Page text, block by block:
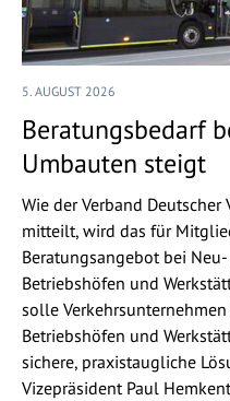
5. AUGUST 2026
Beratungsbedarf
Umbauten steigt
Wie der Verband Deutscher
mitteilt, wird das für
Beratungsangebot bei
Betriebshöfen und
solle
Betriebshöfen und
sichere, praxistaugliche
Vizepräsident Paul